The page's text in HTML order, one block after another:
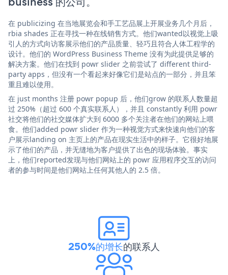
在 publicizing 在当地展览会和手工艺品展上开展业务几个月后，
rbia shades 正在寻找一种在线销售方式。他们wanted以视觉上吸
引人的方式向访客展示他们的产品质量、轻巧且符合人体工程学的
设计。他们的 WordPress Business Theme 没有为此提供足够的
解决方案。他们在找到 powr slider 之前尝试了 different third-
party apps，但没有一个看起来好像它们是站点的一部分，并且笨
重且难以使用。
在 just months 注册 powr popup 后，他们grow 的联系人数量超
过 250%（超过 600 个真实联系人），并且 constantly 利用 powr
社交将他们的社交媒体扩大到 6000 多个关注者在他们的网站上喂
食。他们added powr slider 作为一种视觉方式来快速向他们的客
户展示landing on 主页上的产品在现实生活中的样子。它很好地展
示了他们的产品，并无缝地为客户提供了出色的现场体验。事实
上，他们reported发现与他们网站上的 powr 应用程序交互的访问
者的参与时间是他们网站上任何其他人的 2.5 倍。
250%的增长的联系人